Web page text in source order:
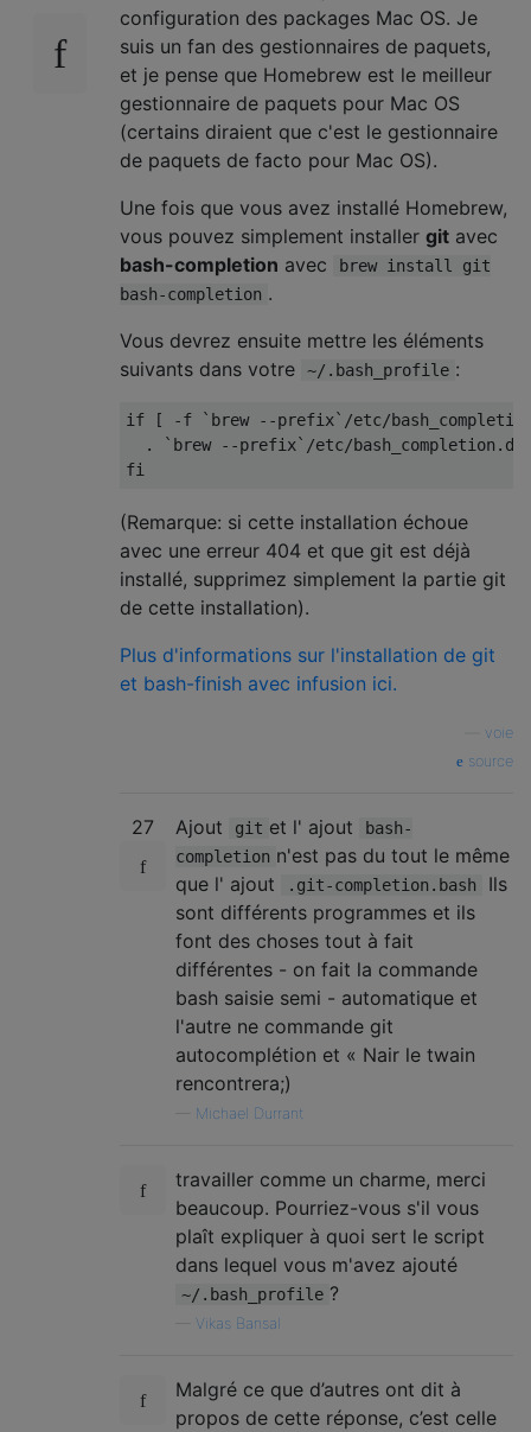
configuration des packages Mac OS. Je
suis un fan des gestionnaires de paquets,
et je pense que Homebrew est le meilleur
gestionnaire de paquets pour Mac OS
(certains diraient que c'est le gestionnaire
de paquets de facto pour Mac OS).
Une fois que vous avez installé Homebrew,
vous pouvez simplement installer git avec
bash-completion avec
brew install git
bash-completion .
Vous devrez ensuite mettre les éléments
suivants dans votre
~/.bash_profile :
if [ -f `brew --prefix` /etc/
.
`brew --prefix` /etc/bash_completion . d
fi
(Remarque: si cette installation échoue
avec une erreur 404 et que git est déjà
installé, supprimez simplement la partie git
de cette installation).
Plus d'informations sur l'installation de git
et bash-finish avec infusion ici.
voie
source
27 Ajout git et l' ajout
bash-
completion n'est pas du tout le même
que l' ajout
.git-completion.bash
Ils
sont différents programmes et ils
font des choses tout à fait
différentes - on fait la commande
bash saisie semi - automatique et
l'autre ne commande git
autocomplétion et « Nair le twain
rencontrera;)
Michael Durrant
travailler comme un charme, merci
beaucoup. Pourriez-vous s'il vous
plaît expliquer à quoi sert le script
dans lequel vous m'avez ajouté
~/.bash_profile ?
Vikas Bansal
Malgré ce que d’autres ont dit à
propos de cette réponse, c’est celle